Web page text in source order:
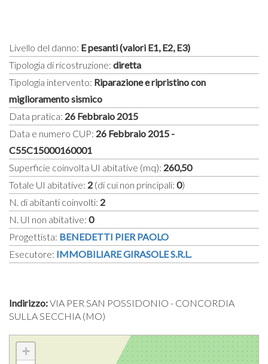
Livello del danno: E pesanti (valori E1, E2, E3)
Tipologia di ricostruzione: diretta
Tipologia intervento: Riparazione e ripristino con
miglioramento sismico
Data pratica: 26 Febbraio 2015
Data e numero CUP: 26 Febbraio 2015 -
C55C15000160001
Superficie coinvolta UI abitative (mq): 260,50
Totale UI abitative: 2 (di cui non principali: 0)
N. di abitanti coinvolti: 2
N. UI non abitative: 0
Progettista: BENEDETTI PIER PAOLO
Esecutore: IMMOBILIARE GIRASOLE S.R.L.
Indirizzo:VIA PER SAN POSSIDONIO - CONCORDIA
SULLA SECCHIA (MO)
+